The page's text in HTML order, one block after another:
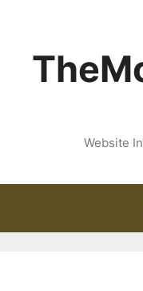
Website